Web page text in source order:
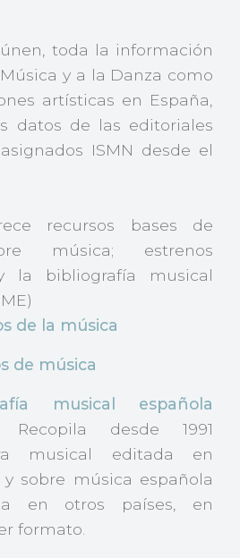
toda la información
y a la Danza como
artísticas en España,
datos de las editoriales
ISMN desde el
recursos bases de
música; estrenos
la bibliografía musical
de la música
de música
musical española
Recopila desde 1991
musical editada en
y sobre música española
en otros países, en
formato.